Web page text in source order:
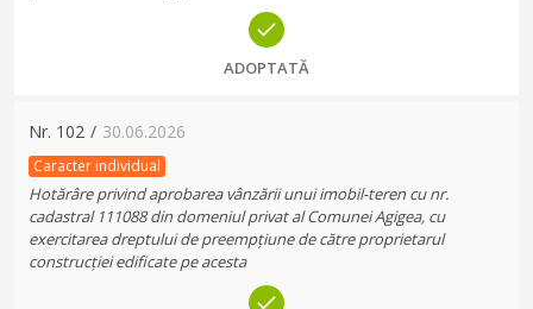
ADOPTATĂ
Nr. 102 / 30.06.2026
Caracter individual
Hotărâre privind aprobarea vânzării unui imobil-teren cu nr.
cadastral 111088 din domeniul privat al Comunei Agigea, cu
exercitarea dreptului de preempțiune de către proprietarul
construcției edificate pe acesta